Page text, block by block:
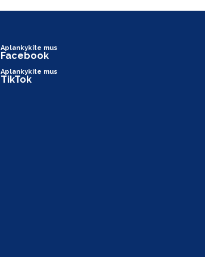
Aplankykite mus
Facebook
Aplankykite mus
TikTok